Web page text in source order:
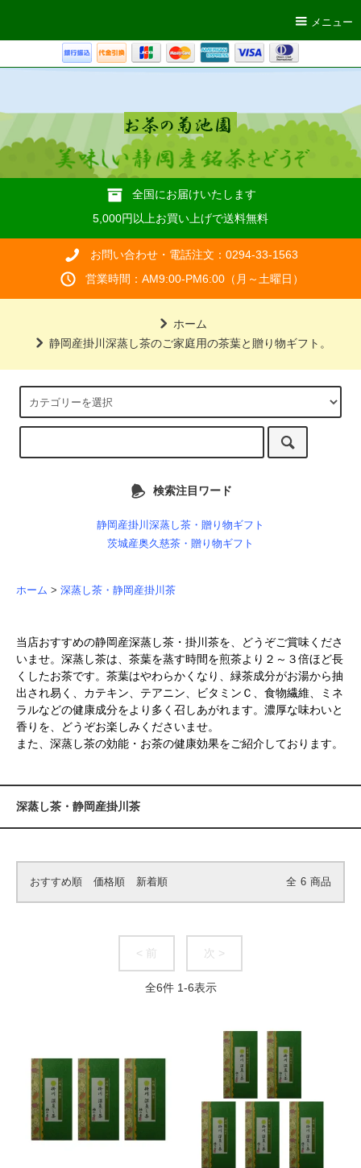
メニュー
全国にお届けいたします
5,000円以上お買い上げで送料無料
お問い合わせ・電話注文：0294-33-1563
営業時間：AM9:00-PM6:00（月～土曜日）
ホーム
静岡産掛川深蒸し茶のご家庭用の茶葉と贈り物ギフト。
検索注目ワード
静岡産掛川深蒸し茶・贈り物ギフト
茨城産奥久慈茶・贈り物ギフト
ホーム > 深蒸し茶・静岡産掛川茶
当店おすすめの静岡産深蒸し茶・掛川茶を、どうぞご賞味くださ
いませ。深蒸し茶は、茶葉を蒸す時間を煎茶より２～３倍ほど長
くしたお茶です。茶葉はやわらかくなり、緑茶成分がお湯から抽
出され易く、カテキン、テアニン、ビタミンＣ、食物繊維、ミネ
ラルなどの健康成分をより多く召しあがれます。濃厚な味わいと
香りを、どうぞお楽しみくださいませ。
また、深蒸し茶の効能・お茶の健康効果をご紹介しております。
深蒸し茶・静岡産掛川茶
おすすめ順 価格順 新着順 全 6 商品
< 前 次 >
全6件 1-6表示